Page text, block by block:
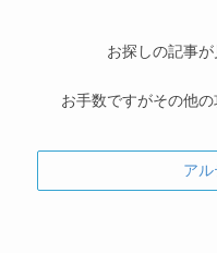
お探しの記事が
お手数ですがその他の
ア